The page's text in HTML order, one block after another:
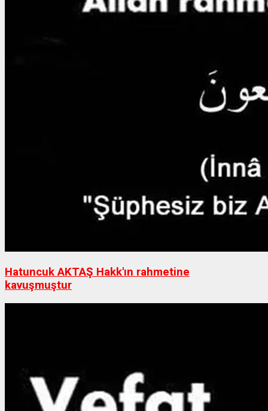
Hatuncuk AKTAŞ Hakk'ın rahmetine
kavuşmuştur